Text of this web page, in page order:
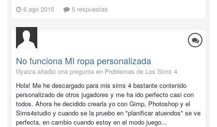
6 ago 2015
5 respuestas
No funciona MI ropa personalizada
lilyaiza añadió una pregunta en Problemas de Los Sims 4
Hola! Me he descargado para mis sims 4 bastante contenido
personalizado de otros jugadores y me ha ido perfecto casi con
todos. Ahora he decidido crearla yo con Gimp, Photoshop y el
Sims4studio y cuando se la pruebo en "planificar atuendos" se ve
perfecta, en cambio cuando estoy en el modo juego...